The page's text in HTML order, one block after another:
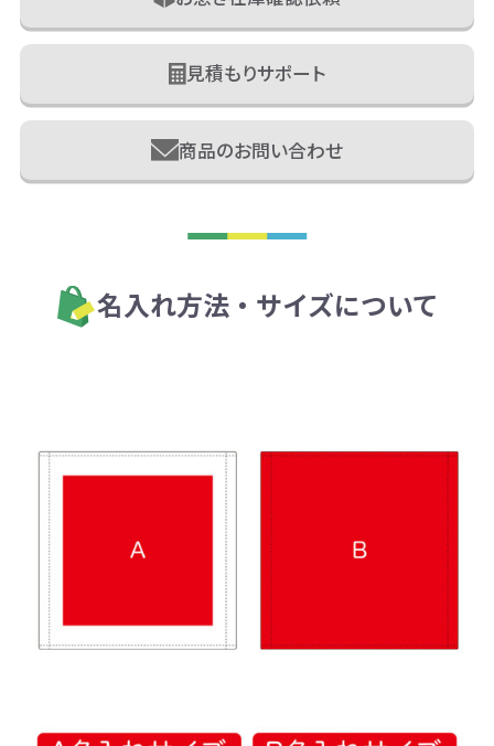
見積もりサポート
商品のお問い合わせ
名入れ方法・サイズについて